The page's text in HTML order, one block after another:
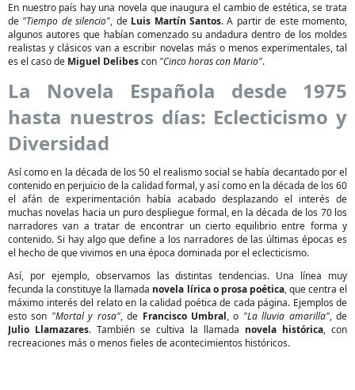
En nuestro país hay una novela que inaugura el cambio de estética, se trata
de "Tiempo de silencio", de Luis Martín Santos. A partir de este momento,
algunos autores que habían comenzado su andadura dentro de los moldes
realistas y clásicos van a escribir novelas más o menos experimentales, tal
es el caso de Miguel Delibescon "Cinco horas con Mario".
La Novela Española desde 1975
hasta nuestros días: Eclecticismo y
Diversidad
Así como en la década de los 50 el realismo social se había decantado por el
contenido en perjuicio de la calidad formal, y así como en la década de los 60
el afán de experimentación había acabado desplazando el interés de
muchas novelas hacia un puro despliegue formal, en la década de los 70 los
narradores van a tratar de encontrar un cierto equilibrio entre forma y
contenido. Si hay algo que define a los narradores de las últimas épocas es
el hecho de que vivimos en una época dominada por el eclecticismo.
Así, por ejemplo, observamos las distintas tendencias. Una línea muy
fecunda la constituye la llamada novela lírica o prosa poética, que centra el
máximo interés del relato en la calidad poética de cada página. Ejemplos de
esto son "Mortal y rosa", de Francisco Umbral, o "La lluvia amarilla", de
Julio Llamazares. También se cultiva la llamada novela histórica, con
recreaciones más o menos fieles de acontecimientos históricos.